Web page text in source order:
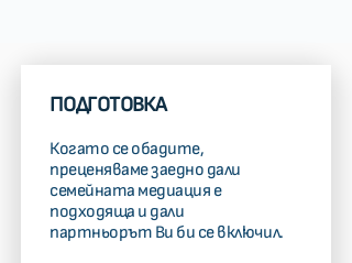
ПОДГОТОВКА
Когато се обадите,
преценяваме заедно дали
семейната медиация е
подходяща и дали
партньорът Ви би се включил.